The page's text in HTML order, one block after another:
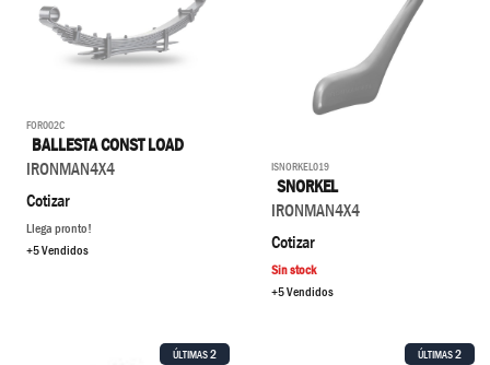
FOR002C
BALLESTA CONST LOAD
IRONMAN4X4
Cotizar
Llega pronto!
+5 Vendidos
ISNORKEL019
SNORKEL
IRONMAN4X4
Cotizar
Sin stock
+5 Vendidos
ÚLTIMAS2 ÚLTIMAS2